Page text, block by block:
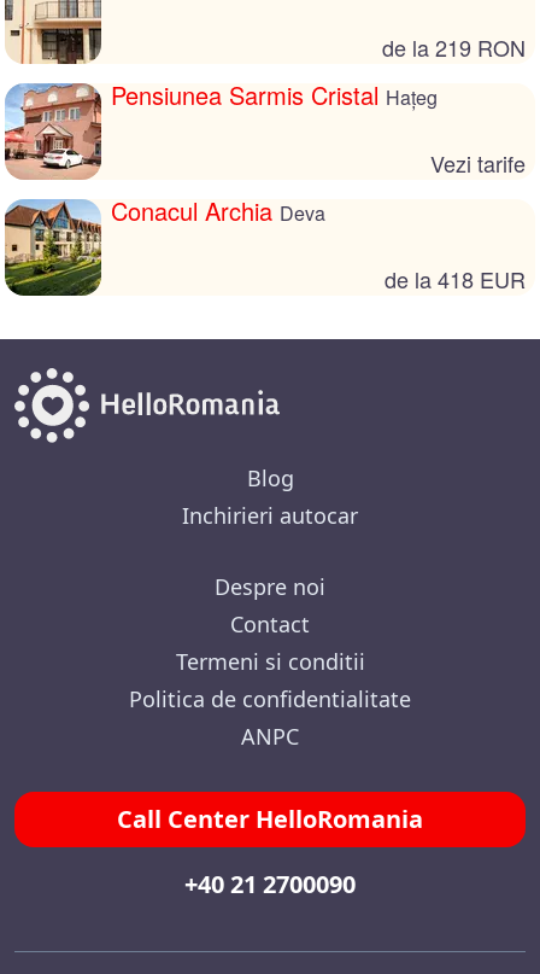
de la 219 RON
Pensiunea Sarmis Cristal Hațeg
Vezi tarife
Conacul Archia Deva
de la 418 EUR
Blog
Inchirieri autocar
Despre noi
Contact
Termeni si conditii
Politica de confidentialitate
ANPC
Call Center HelloRomania
+40 21 2700090